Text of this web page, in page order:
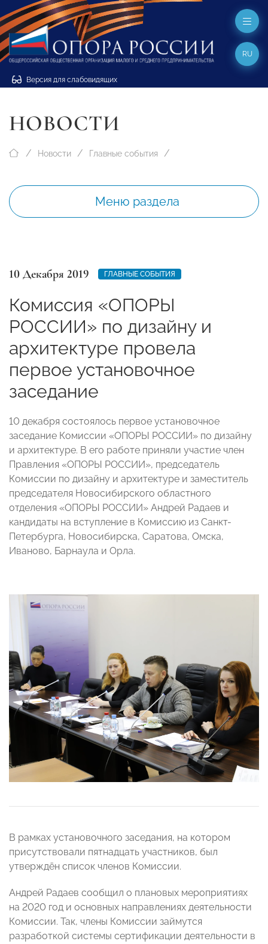
Версия для слабовидящих
RU
НОВОСТИ
Новости Главные события
Меню раздела
10 Декабря 2019 ГЛАВНЫЕ СОБЫТИЯ
Комиссия «ОПОРЫ
РОССИИ» по дизайну и
архитектуре провела
первое установочное
заседание
10 декабря состоялось первое установочное
заседание Комиссии «ОПОРЫ РОССИИ» по дизайну
и архитектуре. В его работе приняли участие член
Правления «ОПОРЫ РОССИИ», председатель
Комиссии по дизайну и архитектуре и заместитель
председателя Новосибирского областного
отделения «ОПОРЫ РОССИИ» Андрей Радаев и
кандидаты на вступление в Комиссию из Санкт-
Петербурга, Новосибирска, Саратова, Омска,
Иваново, Барнаула и Орла.
В рамках установочного заседания, на котором
присутствовали пятнадцать участников, был
утверждён список членов Комиссии.
Андрей Радаев сообщил о плановых мероприятиях
на 2020 год и основных направлениях деятельности
Комиссии. Так, члены Комиссии займутся
разработкой системы сертификации деятельности в